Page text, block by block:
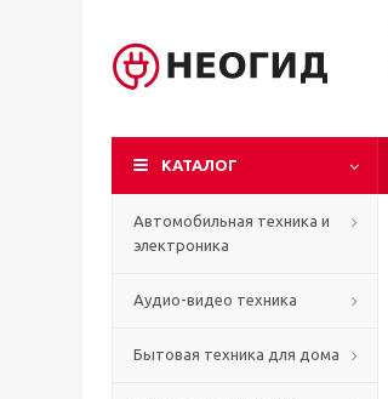
КАТАЛОГ
Автомобильная техника и
электроника
Аудио-видео техника
Бытовая техника для дома